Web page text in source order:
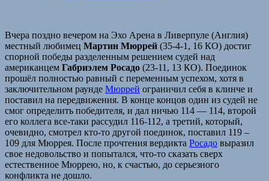
Вчера поздно вечером на Эхо Арена в Ливерпуле (Англия)
местный любимец Мартин Мюррей (35-4-1, 16 КО) достиг
спорной победы разделенным решением судей над
американцем Габриэлем Росадо (23-11, 13 КО). Поединок
прошёл полностью равный с переменным успехом, хотя в
заключительном раунде Мюррей ограничил себя в клинче и
поставил на передвижения. В конце концов один из судей не
смог определить победителя, и дал ничью 114 — 114, второй
его коллега все-таки рассудил 116-112, а третий, который,
очевидно, смотрел кто-то другой поединок, поставил 119 –
109 для Мюррея. После прочтения вердикта Росадо выразил
свое недовольство и попытался, что-то сказать сверх
естественное Мюррею, но, к счастью, до серьезного
конфликта не дошло.